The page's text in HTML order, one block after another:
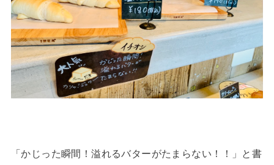
「かじった瞬間！溢れるバターがたまらない！！」と書